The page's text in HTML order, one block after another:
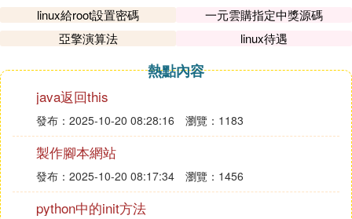
電視的尺寸通常是以屏幕的對角線長度來衡量的，用
來計量電視尺寸的單位通常是英寸，我們常說的29英
寸、34英寸說的就是這個指標。
國際上的1英寸等於我國公制的2.54厘米，所以在計
算電視尺寸時，將測量出的電視對角線長度厘米，換
算成英寸即可。如果一台電視是32英寸，那麼它的對
角線長度就應該是32X2.54=81.28(厘米)。而對角線
linux給root設置密碼
一元雲購指定中獎源碼
亞擎演算法
linux待遇
熱點內容
java返回this
發布：2025-10-20 08:28:16 瀏覽：1183
製作腳本網站
發布：2025-10-20 08:17:34 瀏覽：1456
python中的init方法